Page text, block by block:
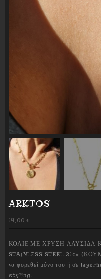
ARKTOS
14,00€
ΚΟΛΙΕ ΜΕ ΧΡΥΣΗ ΑΛΥΣΙΔΑ
STAINLESS STEEL 21cm
να φορεθεί μόνο του ή σε
styling.